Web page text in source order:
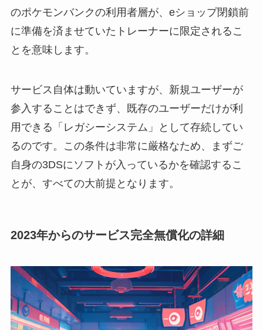
のポケモンバンクの利用者層が、eショップ閉鎖前
に準備を済ませていたトレーナーに限定されるこ
とを意味します。
サービス自体は動いていますが、新規ユーザーが
参入することはできず、既存のユーザーだけが利
用できる「レガシーシステム」として存続してい
るのです。この条件は非常に厳格なため、まずご
自身の3DSにソフトが入っているかを確認するこ
とが、すべての大前提となります。
2023年からのサービス完全無償化の詳細